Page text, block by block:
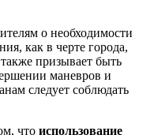
о необходимости
как в черте города,
призывает быть
маневров и
следует соблюдать
что использование